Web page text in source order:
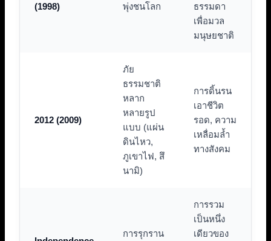
(1998)
พุ่งชนโลก
ธรรมดา
เพื่อมวล
มนุษยชาติ
2012 (2009)
ภัย
ธรรมชาติ
หลาก
หลายรูป
แบบ (แผ่น
ดินไหว,
ภูเขาไฟ, สึ
นามิ)
การดิ้นรน
เอาชีวิต
รอด, ความ
เหลื่อมล้ำ
ทางสังคม
การรุกราน
การรวม
เป็นหนึ่ง
เดียวของ